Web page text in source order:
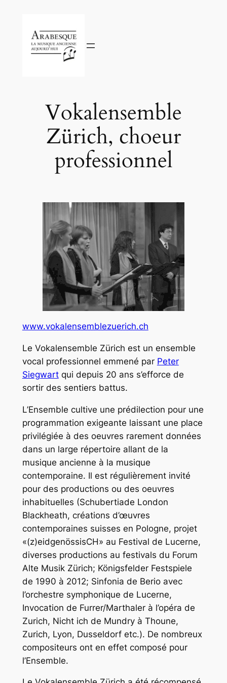
contenu
Vokalensemble
Zürich, choeur
professionnel
www.vokalensemblezuerich.ch
Le Vokalensemble Zürich est un ensemble
vocal professionnel emmené par Peter
Siegwartqui depuis 20 ans s’efforce de
sortir des sentiers battus.
L’Ensemble cultive une prédilection pour une
programmation exigeante laissant une place
privilégiée à des oeuvres rarement données
dans un large répertoire allant de la
musique ancienne à la musique
contemporaine. Il est régulièrement invité
pour des productions ou des oeuvres
inhabituelles (Schubertiade London
Blackheath, créations d’œuvres
contemporaines suisses en Pologne, projet
«(z)eidgenössisCH» au Festival de Lucerne,
diverses productions au festivals du Forum
Alte Musik Zürich; Königsfelder Festspiele
de 1990 à 2012; Sinfonia de Berio avec
l’orchestre symphonique de Lucerne,
Invocation de Furrer/Marthaler à l’opéra de
Zurich, Nicht ich de Mundry à Thoune,
Zurich, Lyon, Dusseldorf etc.). De nombreux
compositeurs ont en effet composé pour
l’Ensemble.